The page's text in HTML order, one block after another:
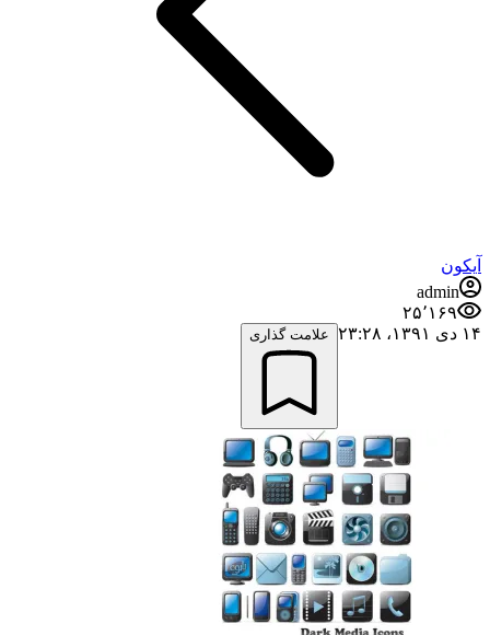
آیکون
admin
۲۵٬۱۶۹
۱۴ دی ۱۳۹۱،‏ ۲۳:۲۸
علامت گذاری